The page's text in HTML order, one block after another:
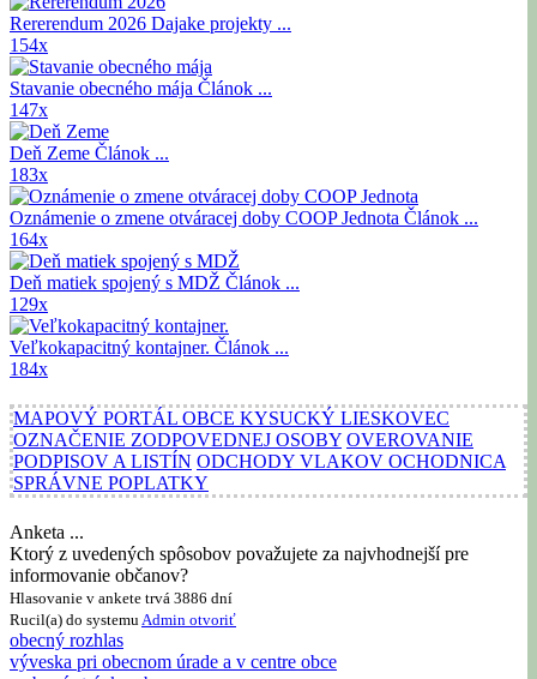
Rererendum 2026 Dajake projekty ...
154x
Stavanie obecného mája Článok ...
147x
Deň Zeme Článok ...
183x
Oznámenie o zmene otváracej doby COOP Jednota Článok ...
164x
Deň matiek spojený s MDŽ Článok ...
129x
Veľkokapacitný kontajner. Článok ...
184x
MAPOVÝ PORTÁL OBCE KYSUCKÝ LIESKOVEC
OZNAČENIE ZODPOVEDNEJ OSOBY OVEROVANIE
PODPISOV A LISTÍN ODCHODY VLAKOV OCHODNICA
SPRÁVNE POPLATKY
Anketa ...
Ktorý z uvedených spôsobov považujete za najvhodnejší pre
informovanie občanov?
Hlasovanie v ankete trvá 3886 dní
Rucil(a) do systemuAdmin otvoriť
obecný rozhlas
výveska pri obecnom úrade a v centre obce